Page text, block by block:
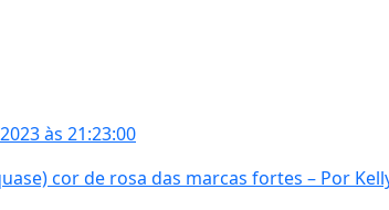
às 21:23:00
cor de rosa das marcas fortes – Por